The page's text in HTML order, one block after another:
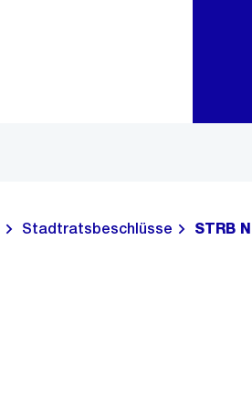
Stadtratsbeschlüsse STRB